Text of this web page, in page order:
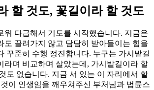
할 것도, 꽃길이라 할 것도
워 다급해서 기도를 시작했습니다. 지금은
도 끌려가지 않고 담담히 받아들이는 힘을
꾸준히 수행 정진합니다. 누구는 가시밭길
라며 비교하며 살았는데, 가시밭길이라 할
도 없습니다. 지금 서 있는 이 자리에서 할
이 인생임을 깨우쳐주신 부처님과 법륜스